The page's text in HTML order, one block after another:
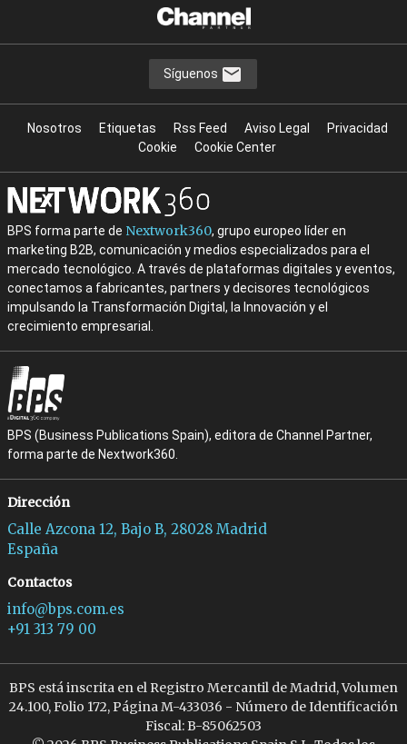
Síguenos
Nosotros Etiquetas Rss Feed Aviso Legal
Privacidad
Cookie
Cookie Center
BPS forma parte de Nextwork360, grupo europeo líder en
marketing B2B, comunicación y medios especializados para el
mercado tecnológico. A través de plataformas digitales y eventos,
conectamos a fabricantes, partners y decisores tecnológicos
impulsando la Transformación Digital, la Innovación y el
crecimiento empresarial.
BPS (Business Publications Spain), editora de Channel Partner,
forma parte de Nextwork360.
Dirección
Calle Azcona 12, Bajo B, 28028 Madrid
España
Contactos
info@bps.com.es
+91 313 79 00
BPS está inscrita en el Registro Mercantil de Madrid, Volumen
24.100, Folio 172, Página M-433036 - Número de Identificación
Fiscal: B-85062503